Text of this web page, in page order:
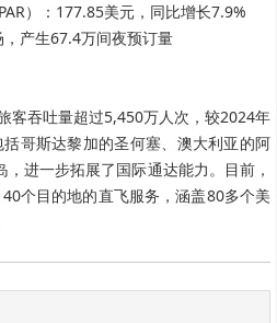
）：177.85美元，同比增长7.9%
产生67.4万间夜预订量
客吞吐量超过5,450万人次，较2024年
哥斯达黎加的圣何塞、澳大利亚的阿
进一步拓展了国际通达能力。目前，
个目的地的直飞服务，涵盖80多个美